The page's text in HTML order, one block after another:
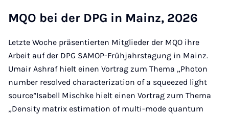
MQO bei der DPG in Mainz, 2026
Letzte Woche präsentierten Mitglieder der MQO ihre
Arbeit auf der DPG SAMOP-Frühjahrstagung in Mainz.
Umair Ashraf hielt einen Vortrag zum Thema „Photon
number resolved characterization of a squeezed light
source”Isabell Mischke hielt einen Vortrag zum Thema
„Density matrix estimation of multi-mode quantum